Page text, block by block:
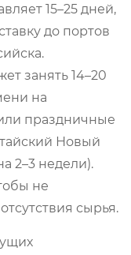
15–25 дней,
до портов
занять 14–20
на
праздничные
Новый
2–3 недели).
не
сырья.